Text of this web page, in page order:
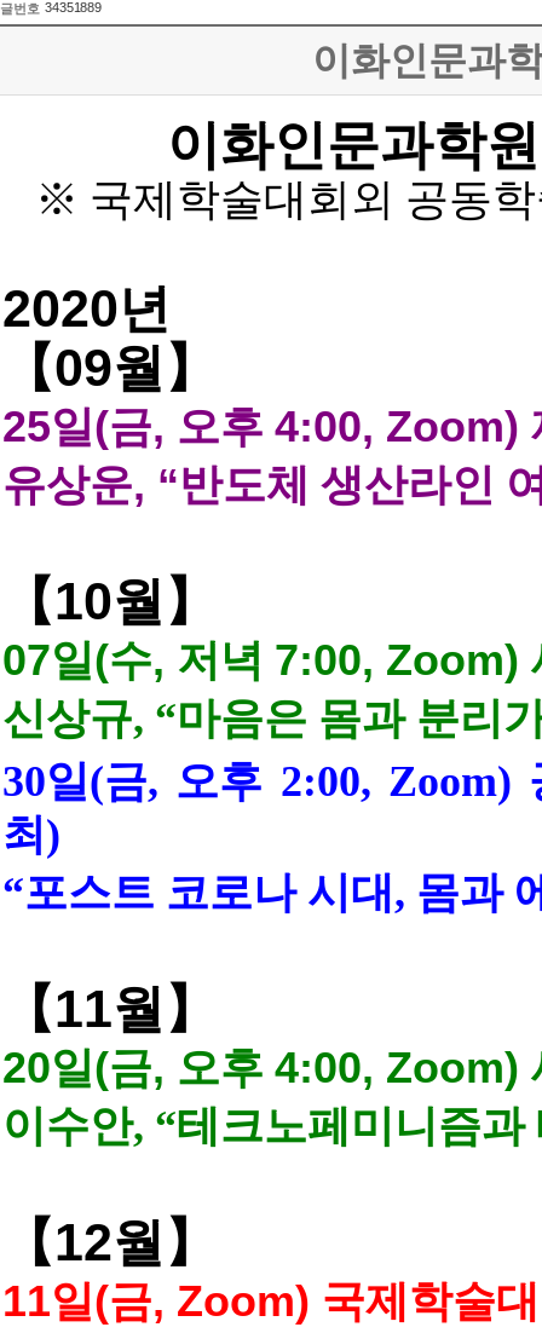
글번호 34351889
이화인문과
이화인문과학원
※ 국제학술대회외 공동
2020년
【09월 】
25일(금, 오후 4:00, Zoom)
유상운, “반도체 생산라인
【10월 】
07일(수, 저녁 7:00, Zoom)
신상규, “마음은 몸과 분리
30일(금, 오후 2:00, Zoom)
최 )
“포스트 코로나 시대 , 몸과
【11월 】
20일(금, 오후 4:00, Zoom)
이수안, “테크노페미니즘과
【12월 】
11일(금, Zoom) 국제학술